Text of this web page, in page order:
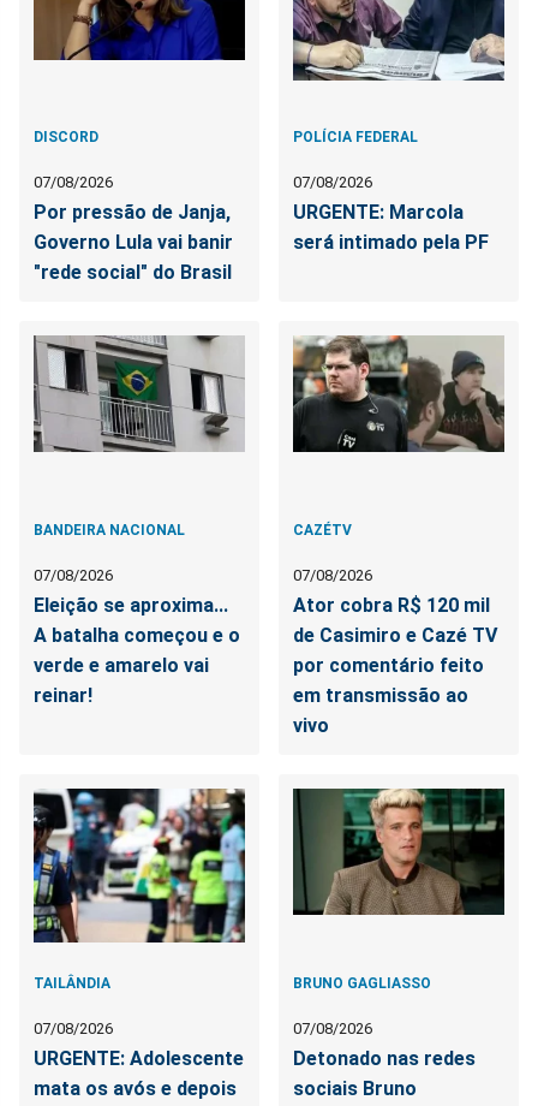
DISCORD
07/08/2026
Por pressão de Janja,
Governo Lula vai banir
"rede social" do Brasil
POLÍCIA FEDERAL
07/08/2026
URGENTE: Marcola
será intimado pela PF
BANDEIRA NACIONAL
07/08/2026
Eleição se aproxima...
A batalha começou e o
verde e amarelo vai
reinar!
CAZÉTV
07/08/2026
Ator cobra R$ 120 mil
de Casimiro e Cazé TV
por comentário feito
em transmissão ao
vivo
TAILÂNDIA
07/08/2026
URGENTE: Adolescente
mata os avós e depois
BRUNO GAGLIASSO
07/08/2026
Detonado nas redes
sociais Bruno